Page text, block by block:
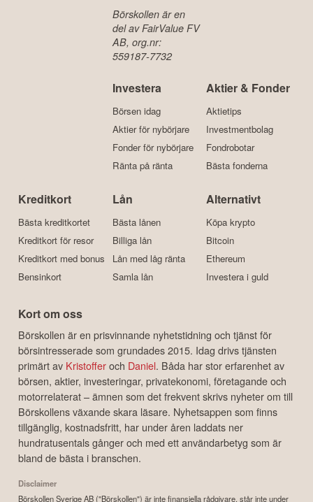
Börskollen är en
del av FairValue FV
AB, org.nr:
559187-7732
Investera
Börsen idag
Aktier för nybörjare
Fonder för nybörjare
Ränta på ränta
Aktier & Fonder
Aktietips
Investmentbolag
Fondrobotar
Bästa fonderna
Kreditkort
Bästa kreditkortet
Kreditkort för resor
Kreditkort med bonus
Bensinkort
Lån
Bästa lånen
Billiga lån
Lån med låg ränta
Samla lån
Alternativt
Köpa krypto
Bitcoin
Ethereum
Investera i guld
Kort om oss
Börskollen är en prisvinnande nyhetstidning och tjänst för
börsintresserade som grundades 2015. Idag drivs tjänsten
primärt av Kristofferoch Daniel. Båda har stor erfarenhet av
börsen, aktier, investeringar, privatekonomi, företagande och
motorrelaterat – ämnen som det frekvent skrivs nyheter om till
Börskollens växande skara läsare. Nyhetsappen som finns
tillgänglig, kostnadsfritt, har under åren laddats ner
hundratusentals gånger och med ett användarbetyg som är
bland de bästa i branschen.
Disclaimer
Börskollen Sverige AB ("Börskollen") är inte finansiella rådgivare, står inte under